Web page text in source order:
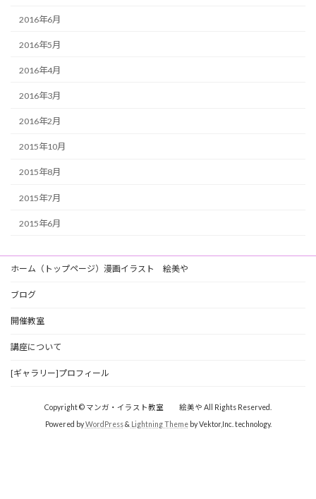
2016年6月
2016年5月
2016年4月
2016年3月
2016年2月
2015年10月
2015年8月
2015年7月
2015年6月
ホーム（トップページ）漫画イラスト 絵美や
ブログ
開催教室
講座について
[ギャラリー]プロフィール
Copyright © マンガ・イラスト教室 絵美や All Rights Reserved.
Powered byWordPress& Lightning Themeby Vektor,Inc. technology.